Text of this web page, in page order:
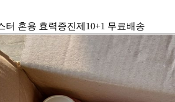
터 혼용 효력증진제10+1 무료배송